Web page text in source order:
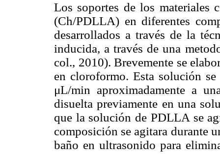
Los soportes de los materiales
(Ch/PDLLA) en diferentes
desarrollados a través de la
inducida, a través de una
col., 2010). Brevemente se
en cloroformo. Esta solución
μL/min aproximadamente a
disuelta previamente en una
que la solución de PDLLA se
composición se agitara durante
baño en ultrasonido para